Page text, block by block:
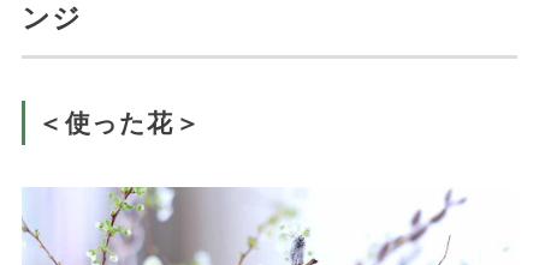
ンジ
＜使った花＞